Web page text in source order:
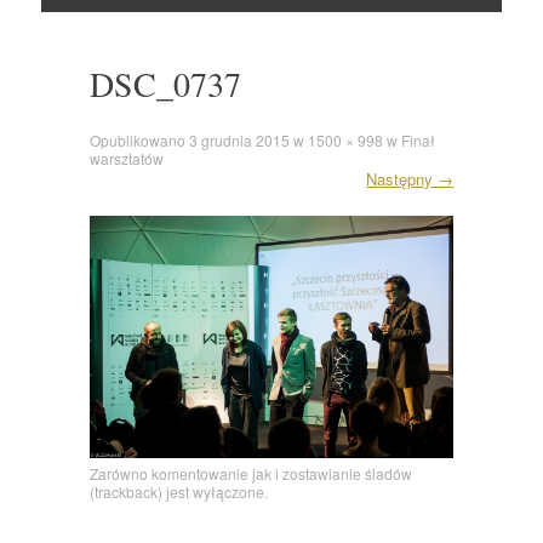
DSC_0737
Opublikowano 3 grudnia 2015 w 1500 × 998 w Finał
warsztatów
Następny →
Zarówno komentowanie jak i zostawianie śladów
(trackback) jest wyłączone.